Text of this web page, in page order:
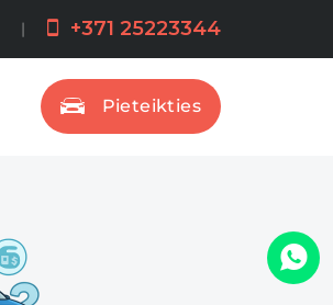
+371 25223344
Pieteikties